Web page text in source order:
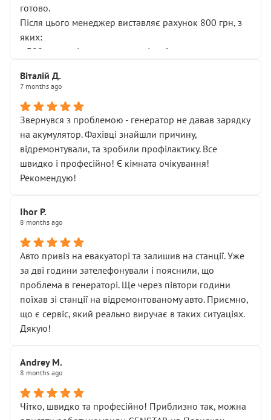
готово.
Після цього менеджер виставляє рахунок 800 грн, з
яких:
• 300 грн — діагностика гальмівної системи
НЕ погоджував
послуга. Тим більше, я був поруч і жодної реальної
діагностики ходової не проводилось. Після
зауваження гроші за цю “послугу” повернули, що
лише підтвердило мою правоту.
Але головне — я виїжджаю з боксу, і скрип у гальмах
залишився таким самим, як і був. Тобто оплачена
Далі ситуація тільки погіршилась:
• сказали, що тепер “потрібно знімати колеса”
• що біля авто стояти вже не можна
• почали озвучувати купу додаткових робіт без
чіткого пояснення
( ну все зняли та доробили) дякую!
Окремий момент, який виглядає абсурдно:
мені заявили, що бачок гальмівної рідини потрібно
міняти разом із головним гальмівним циліндром у
Для людини, яка хоча б трохи розуміється на техніці,
це звучить як мінімум непрофесійно, а як максимум —
спроба продати дорогий вузол замість елементарних
ущільнювачів.
Що прикро — це не перший мій візит. Раніше міняв у
Віталій Д.
7 months ago
Звернувся з проблемою - генератор не давав зарядку
на акумулятор. Фахівці знайшли причину,
відремонтували, та зробили профілактику. Все
швидко і професійно! Є кімната очікування!
Рекомендую!
Ihor P.
8 months ago
Авто привіз на евакуаторі та залишив на станції. Уже
за дві години зателефонували і пояснили, що
проблема в генераторі. Ще через півтори години
поїхав зі станції на відремонтованому авто. Приємно,
що є сервіс, який реально виручає в таких ситуаціях.
Дякую!
Andrey M.
8 months ago
Чітко, швидко та професійно! Приблизно так, можна